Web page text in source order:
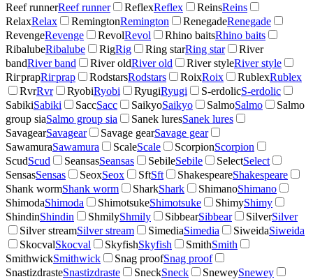
Reef runnerReef runner ReflexReflex ReinsReins
RelaxRelax RemingtonRemington RenegadeRenegade
RevengeRevenge RevolRevol Rhino baitsRhino baits
RibalubeRibalube RigRig Ring starRing star
River
bandRiver band River oldRiver old River styleRiver style
RiгрrapRiгрrap RodstarsRodstars RoixRoix RublexRublex
RvrRvr RyobiRyobi RyugiRyugi S-erdolicS-erdolic
SabikiSabiki SaccSacc SaikyoSaikyo SalmoSalmo
Salmo
group siaSalmo group sia Sanek luresSanek lures
SavagearSavagear Savage gearSavage gear
SawamuraSawamura ScaleScale ScorpionScorpion
ScudScud SeansasSeansas SebileSebile SelectSelect
SensasSensas SeoxSeox SftSft ShakespeareShakespeare
Shank wormShank worm SharkShark ShimanoShimano
ShimodaShimoda ShimotsukeShimotsuke ShimyShimy
ShindinShindin ShmilyShmily SibbearSibbear SilverSilver
Silver streamSilver stream SimediaSimedia SiweidaSiweida
SkocvalSkocval SkyfishSkyfish SmithSmith
SmithwickSmithwick Snag proofSnag proof
SnastizdrasteSnastizdraste SneckSneck SneweySnewey